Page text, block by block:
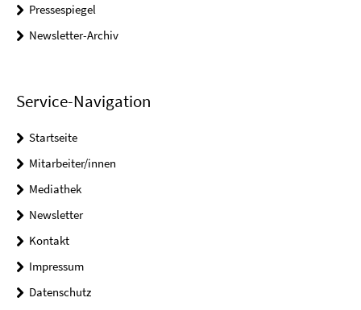
Pressespiegel
Newsletter-Archiv
Service-Navigation
Startseite
Mitarbeiter/innen
Mediathek
Newsletter
Kontakt
Impressum
Datenschutz